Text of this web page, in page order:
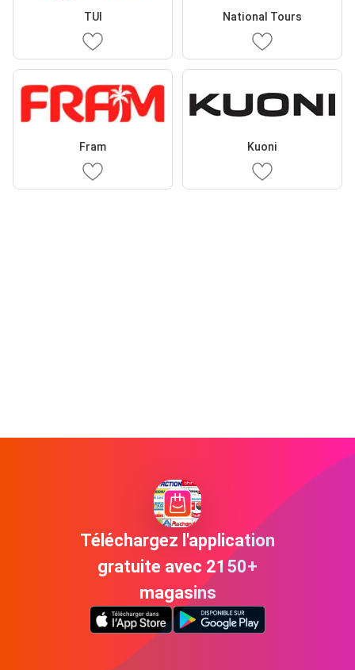
TUI National Tours
Fram Kuoni
Téléchargez l'application
gratuite avec 2150+
magasins